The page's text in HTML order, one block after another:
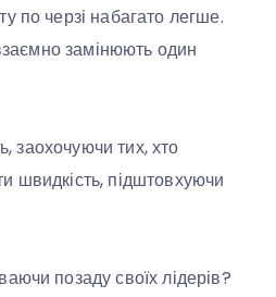
по черзі набагато легше.
замінюють один
заохочуючи тих, хто
швидкість, підштовхуючи
позаду своїх лідерів?